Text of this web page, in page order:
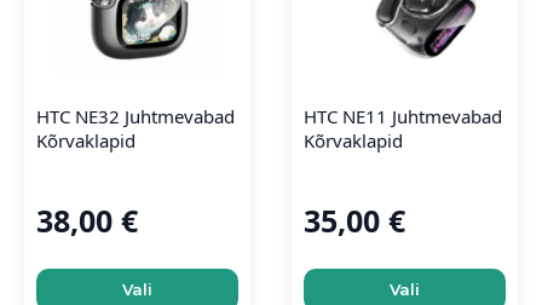
HTC NE32 Juhtmevabad
Kõrvaklapid
38,00 €
Vali
This
HTC NE11 Juhtmevabad
Kõrvaklapid
35,00 €
Vali
This